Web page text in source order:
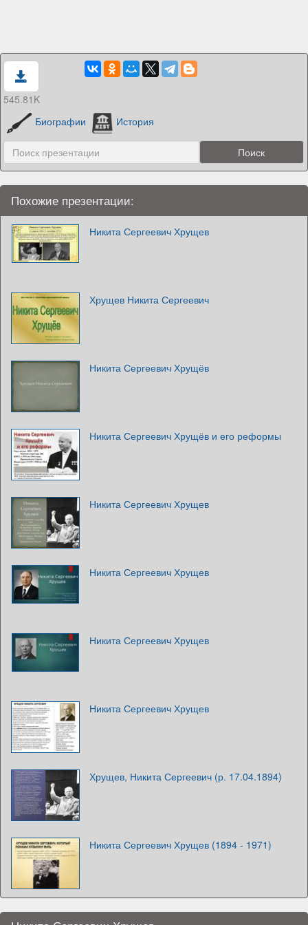
545.81K
Биографии
История
Похожие презентации:
Никита Сергеевич Хрущев
Хрущев Никита Сергеевич
Никита Сергеевич Хрущёв
Никита Сергеевич Хрущёв и его реформы
Никита Сергеевич Хрущев
Никита Сергеевич Хрущев
Никита Сергеевич Хрущев
Никита Сергеевич Хрущев
Хрущев, Никита Сергеевич (р. 17.04.1894)
Никита Сергеевич Хрущев (1894 - 1971)